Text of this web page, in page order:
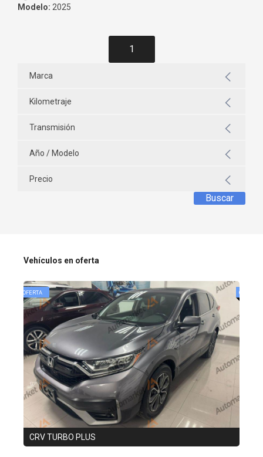
Modelo: 2025
1
Marca
Kilometraje
Transmisión
Año / Modelo
Precio
Buscar
Vehículos en oferta
CRV TURBO PLUS